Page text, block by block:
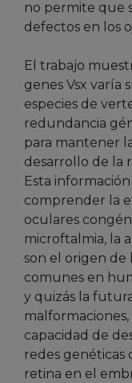
no permite que
defectos en los
El trabajo
genes Vsx varía
especies de
redundancia
para mantener
desarrollo de la
Esta
comprender la
oculares
microftalmia, la
son el origen de
comunes en
y quizás la
capacidad de
redes genéticas
retina en el